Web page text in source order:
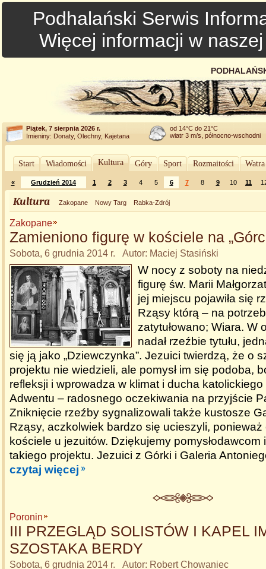
Podhalański Serwis
Więcej informacji w
Piątek, 7 sierpnia 2026 r.
Imieniny: Donaty, Olechny, Kajetana
od 14°C do 21°C
wiatr 3 m/s, północno-wschodni
Start Wiadomości Kultura Góry Sport Rozmaitości
« Grudzień 2014 1 2 3 4 5 6 7 8 9 10 11
Kultura Zakopane Nowy Targ Rabka-Zdrój
Zakopane
Zamieniono figurę w kościele na
Sobota, 6 grudnia 2014 r. Autor: Maciej Stasiński
W nocy z soboty na
figurę św. Marii
jej miejscu pojawiła się
Rząsy którą – na
zatytułowano; Wiara. W
nadał rzeźbie tytułu,
się ją jako „Dziewczynka”. Jezuici twierdzą, że o
projektu nie wiedzieli, ale pomysł im się podoba,
refleksji i wprowadza w klimat i ducha
Adwentu – radosnego oczekiwania na przyjście
Zniknięcie rzeźby sygnalizowali także kustosze
Rząsy, aczkolwiek bardzo się ucieszyli, ponieważ
kościele u jezuitów. Dziękujemy pomysłodawcom
takiego projektu. Jezuici z Górki i Galeria
czytaj więcej
Poronin
III PRZEGLĄD SOLISTÓW I KAPEL
SZOSTAKA BERDY
Sobota, 6 grudnia 2014 r. Autor: Robert Chowaniec